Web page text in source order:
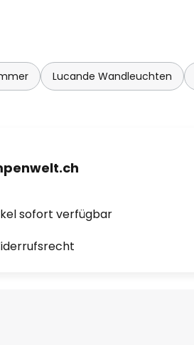
Lucande Wandleuchten
sofort verfügbar